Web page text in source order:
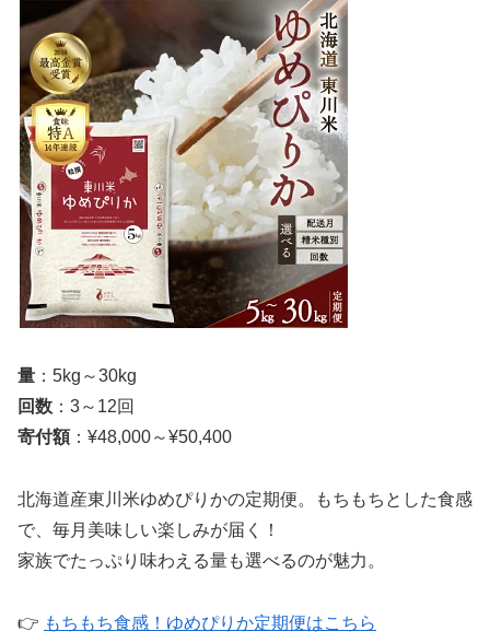
量 ：5kg～30kg
回数 ：3～12回
寄付額 ：¥48,000～¥50,400
北海道産東川米ゆめぴりかの定期便。もちもちとした食感
で、毎月美味しい楽しみが届く！
家族でたっぷり味わえる量も選べるのが魅力。
👉 もちもち食感！ゆめぴりか定期便はこちら